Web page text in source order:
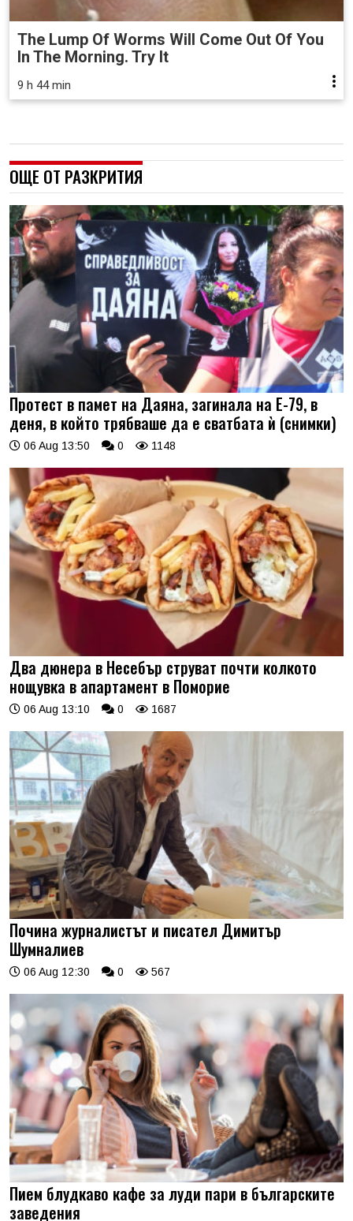
The Lump Of Worms Will Come Out Of You
In The Morning. Try It
9 h 44 min
ОЩЕ ОТ РАЗКРИТИЯ
Протест в памет на Даяна, загинала на Е-79, в
деня, в който трябваше да е сватбата ѝ (снимки)
06 Aug 13:50 0 1148
Два дюнера в Несебър струват почти колкото
нощувка в апартамент в Поморие
06 Aug 13:10 0 1687
Почина журналистът и писател Димитър
Шумналиев
06 Aug 12:30 0 567
Пием блудкаво кафе за луди пари в българските
заведения